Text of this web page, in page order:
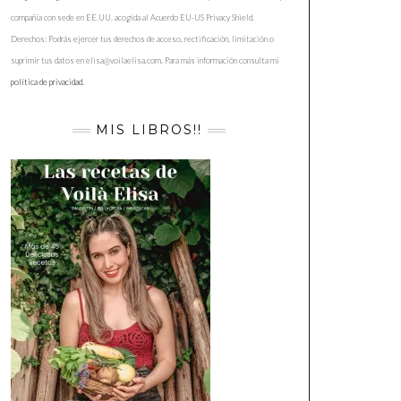
compañía con sede en EE.UU. acogida al Acuerdo EU-US Privacy Shield.
Derechos: Podrás ejercer tus derechos de acceso, rectificación, limitación o
suprimir tus datos en elisa@voilaelisa.com. Para más información consulta mi
política de privacidad.
MIS LIBROS!!